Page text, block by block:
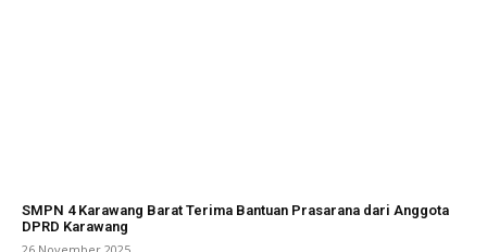
SMPN 4 Karawang Barat Terima Bantuan Prasarana dari Anggota
DPRD Karawang